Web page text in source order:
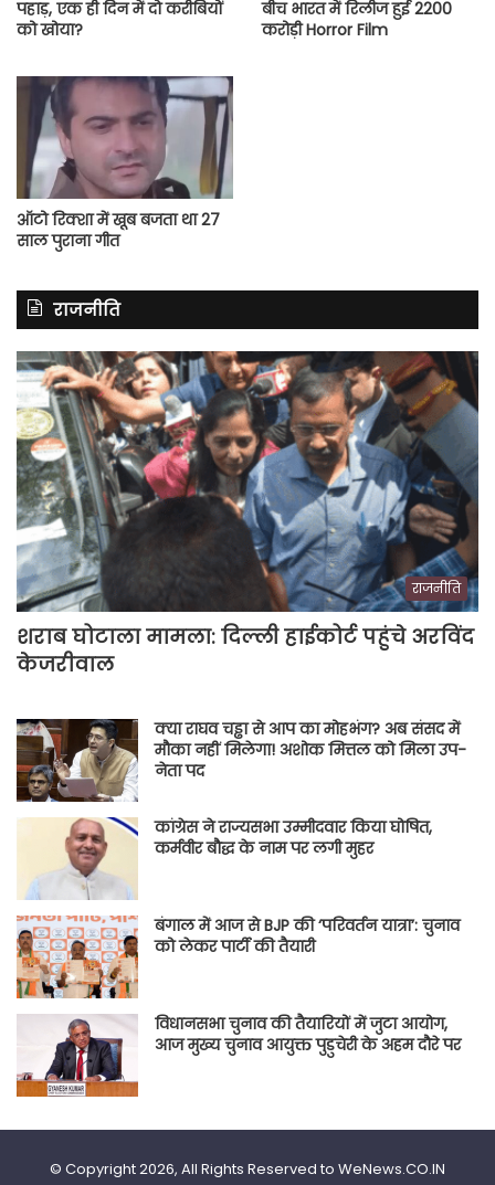
पहाड़, एक ही दिन में दो करीबियों
को खोया?
बीच भारत में रिलीज हुई 2200
करोड़ी Horror Film
ऑटो रिक्शा में खूब बजता था 27
साल पुराना गीत
राजनीति
राजनीति
शराब घोटाला मामला: दिल्ली हाईकोर्ट पहुंचे अरविंद
केजरीवाल
क्या राघव चड्ढा से आप का मोहभंग? अब संसद में
मौका नहीं मिलेगा! अशोक मित्तल को मिला उप-
नेता पद
कांग्रेस ने राज्यसभा उम्मीदवार किया घोषित,
कर्मवीर बौद्ध के नाम पर लगी मुहर
बंगाल में आज से BJP की ‘परिवर्तन यात्रा’: चुनाव
को लेकर पार्टी की तैयारी
विधानसभा चुनाव की तैयारियों में जुटा आयोग,
आज मुख्य चुनाव आयुक्त पुडुचेरी के अहम दौरे पर
© Copyright 2026, All Rights Reserved to WeNews.CO.IN